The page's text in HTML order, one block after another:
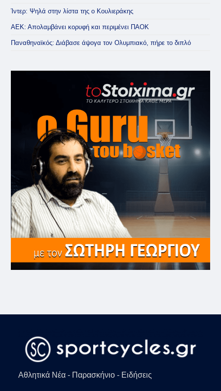
Ίντερ: Ψηλά στην λίστα της ο Κουλιεράκης
ΑΕΚ: Απολαμβάνει κορυφή και περιμένει ΠΑΟΚ
Παναθηναϊκός: Διάβασε άψογα τον Ολυμπιακό, πήρε το διπλό
Αθλητικά Νέα - Παρασκήνιο - Ειδήσεις